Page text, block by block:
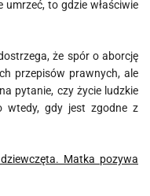
to gdzie właściwie
że spór o aborcję
przepisów prawnych, ale
pytanie, czy życie ludzkie
wtedy, gdy jest zgodne z
Matka pozywa